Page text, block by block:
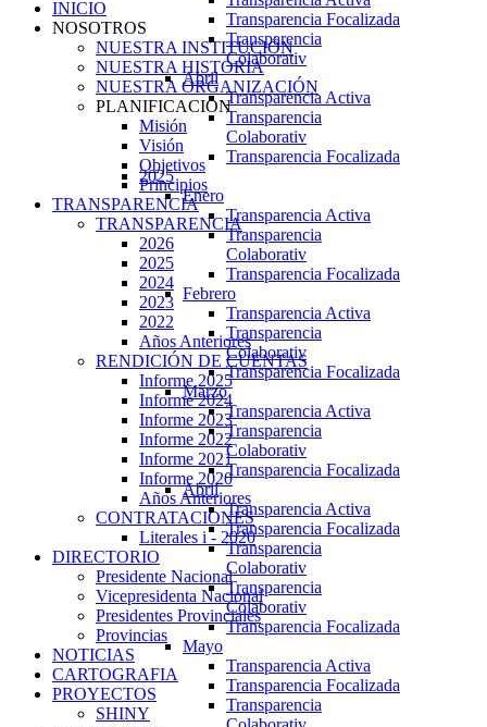
Transparencia Focalizada
Transparencia
Colaborativ
Abril
Transparencia Activa
Transparencia
Colaborativ
Transparencia Focalizada
2025
Enero
Transparencia Activa
Transparencia
Colaborativ
Transparencia Focalizada
Febrero
Transparencia Activa
Transparencia
Colaborativ
Transparencia Focalizada
Marzo
Transparencia Activa
Transparencia
Colaborativ
Transparencia Focalizada
Abril
Transparencia Activa
Transparencia Focalizada
Transparencia
Colaborativ
Transparencia
Colaborativ
Transparencia Focalizada
Mayo
Transparencia Activa
Transparencia Focalizada
Transparencia
INICIO
NOSOTROS
NUESTRA INSTITUCIÓN
NUESTRA HISTORIA
NUESTRA ORGANIZACIÓN
PLANIFICACIÓN
Misión
Visión
Objetivos
Principios
TRANSPARENCIA
TRANSPARENCIA
2026
2025
2024
2023
2022
Años Anteriores
RENDICIÓN DE CUENTAS
Informe 2025
Informe 2024
Informe 2023
Informe 2022
Informe 2021
Informe 2020
Años Anteriores
CONTRATACIONES
Literales i - 2020
DIRECTORIO
Presidente Nacional
Vicepresidenta Nacional
Presidentes Provinciales
Provincias
NOTICIAS
CARTOGRAFIA
PROYECTOS
SHINY